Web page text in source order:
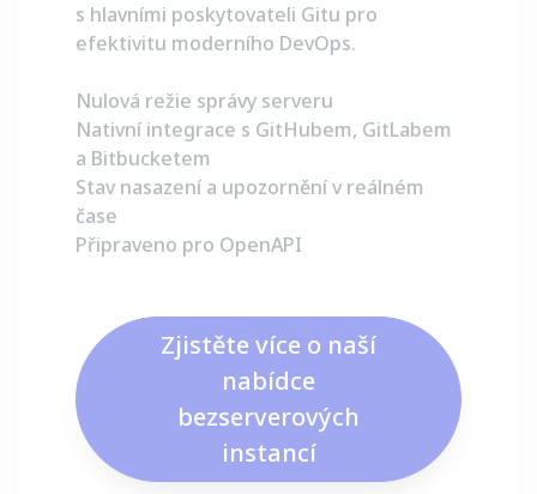
s hlavními poskytovateli Gitu pro
efektivitu moderního DevOps.
Nulová režie správy serveru
Nativní integrace s GitHubem, GitLabem
a Bitbucketem
Stav nasazení a upozornění v reálném
čase
Připraveno pro OpenAPI
Zjistěte více o naší
nabídce
bezserverových
instancí